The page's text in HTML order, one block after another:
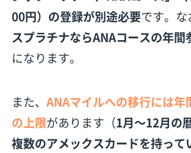
00円）の登録が別途必要です。な
スプラチナならANAコースの年間
になります。
また、ANAマイルへの移行には年
の上限があります（1月〜12月の
複数のアメックスカードを持って